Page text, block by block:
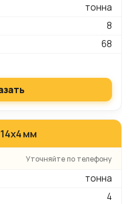
тонна
8
68
мм
Уточняйте по телефону
тонна
4